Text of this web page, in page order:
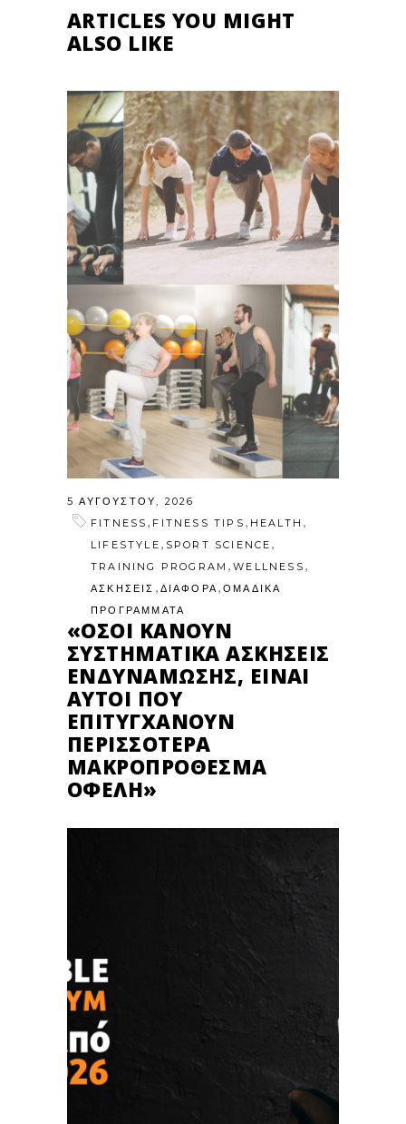
ARTICLES YOU MIGHT
ALSO LIKE
5 ΑΥΓΟΎΣΤΟΥ, 2026
FITNESS , FITNESS TIPS , HEALTH ,
LIFESTYLE , SPORT SCIENCE ,
TRAINING PROGRAM ,WELLNESS ,
ΑΣΚΗΣΕΙΣ , ΔΙΑΦΟΡΑ ,ΟΜΑΔΙΚΑ
ΠΡΟΓΡΑΜΜΑΤΑ
«ΌΣΟΙ ΚΆΝΟΥΝ
ΣΥΣΤΗΜΑΤΙΚΆ ΑΣΚΉΣΕΙΣ
ΕΝΔΥΝΆΜΩΣΗΣ, ΕΊΝΑΙ
ΑΥΤΟΊ ΠΟΥ
ΕΠΙΤΥΓΧΆΝΟΥΝ
ΠΕΡΙΣΣΌΤΕΡΑ
ΜΑΚΡΟΠΡΌΘΕΣΜΑ
ΟΦΈΛΗ»